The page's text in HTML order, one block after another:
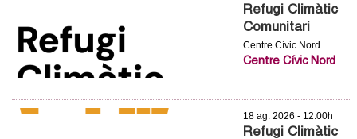
Refugi Climàtic
Comunitari
Centre Cívic Nord
Centre Cívic Nord
18 ag. 2026 - 12:00h
Refugi Climàtic